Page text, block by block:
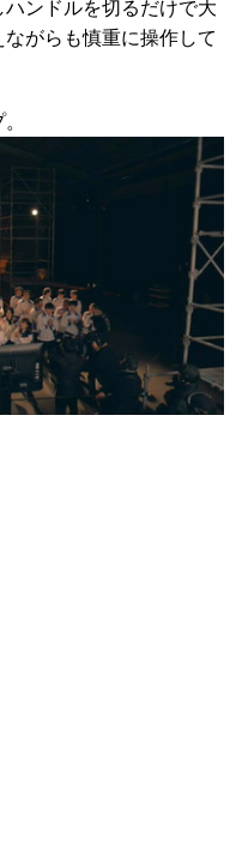
ンドルを切るだけで大
がらも慎重に操作して